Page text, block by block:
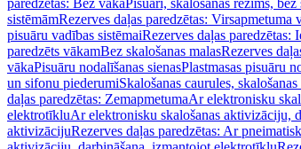
paredzētas: Bez vākaPisuāri, skalošanas režīms, bez
sistēmāmRezerves daļas paredzētas:
pisuāru vadības sistēmaiRezerves daļas paredzētas:
paredzēts vākamBez skalošanas malasRezerves
vākaPisuāru nodalīšanas sienasPlastmasas pisuāru
un sifonu piederumiSkalošanas caurules,
daļas paredzētas: ZemapmetumaAr elektronisku
elektrotīkluAr elektronisku skalošanas aktivizāciju,
aktivizācijuRezerves daļas paredzētas: Ar